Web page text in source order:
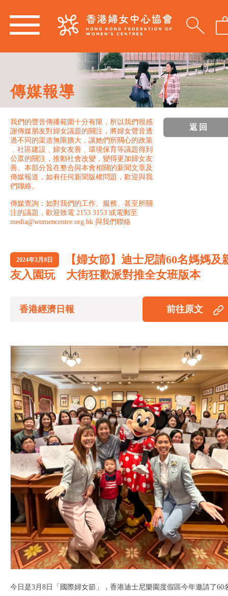
傳媒報導
我們的聲音傳播範圍十分有限，所以我們很感
謝傳媒朋友對婦女議題的關注，將婦女聲音透
過不同的渠道無限擴大，讓她們所關心的政策
﹑社區建設﹑婦女友善﹑環境保育等議題得到
公眾的關注，推動社會改變，變得更加婦女友
善。本部分旨在整合與本會相關的新聞文章及
傳媒報道，如有任何新聞版權問題，歡迎與我
們聯絡。
傳媒查詢：如對我們的工作、服務、甚至所關
注的議題，歡迎致電 2153 3153 或電郵至
media@womencentre.org.hk 與我們聯絡
返回
2024年3月8日
【婦女節】迪士尼請60名媽媽及
友入園玩 大街狂歡派對推全女班版本
香港經濟日報 前往原文
今日是3月8日「國際婦女節」，香港迪士尼樂園度假區今年邀請了60